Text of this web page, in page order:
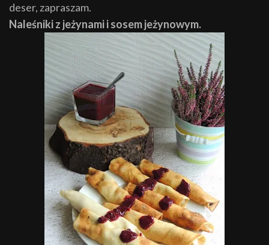
deser, zapraszam.
Naleśniki z jeżynami i sosem jeżynowym.